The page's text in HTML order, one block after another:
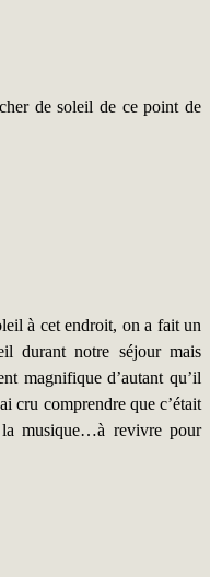
de soleil de ce point de
à cet endroit, on a fait un
durant notre séjour mais
magnifique d’autant qu’il
cru comprendre que c’était
musique…à revivre pour